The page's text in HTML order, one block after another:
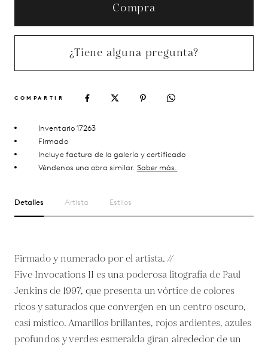
Compra
¿Tiene alguna pregunta?
COMPARTIR
Inventario 17263
Firmado
Incluye factura de la galería y certificado
Véndenos una obra similar. Saber más.
Detalles Artista Estilos
Firmado y numerado por el artista. //
Five Invocations II es una poderosa litografía de Paul
Jenkins de 1997, que presenta un vórtice de colores
ricos y saturados que convergen en un centro oscuro,
casi místico. Amarillos brillantes, rojos ardientes, azules
profundos y verdes esmeralda giran alrededor de un